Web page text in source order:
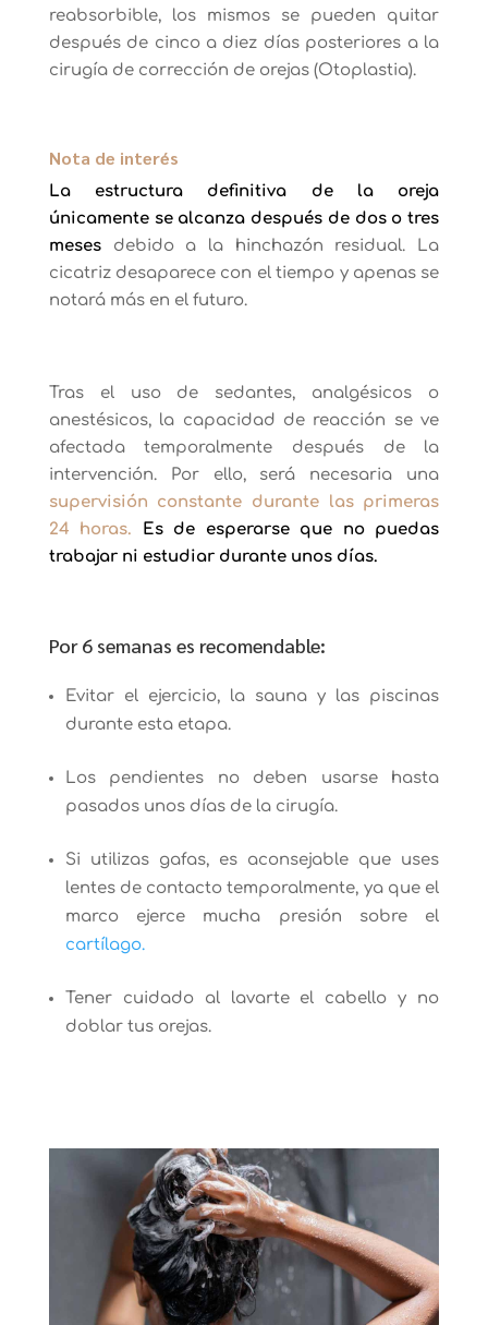
reabsorbible, los mismos se pueden quitar
después de cinco a diez días posteriores a la
cirugía de corrección de orejas (Otoplastia).
Nota de interés
La estructura definitiva de la oreja
únicamente se alcanza después de dos o tres
mesesdebido a la hinchazón residual. La
cicatriz desaparece con el tiempo y apenas se
notará más en el futuro.
Tras el uso de sedantes, analgésicos o
anestésicos, la capacidad de reacción se ve
afectada temporalmente después de la
intervención. Por ello, será necesaria una
supervisión constante durante las primeras
24 horas.
Es de esperarse que no puedas
trabajar ni estudiar durante unos días.
Por 6 semanas es recomendable:
Evitar el ejercicio, la sauna y las piscinas
durante esta etapa.
Los pendientes no deben usarse hasta
pasados unos días de la cirugía.
Si utilizas gafas, es aconsejable que uses
lentes de contacto temporalmente, ya que el
marco ejerce mucha presión sobre el
cartílago.
Tener cuidado al lavarte el cabello y no
doblar tus orejas.